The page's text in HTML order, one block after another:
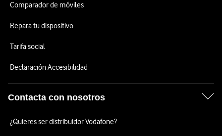
Comparador de móviles
Repara tu dispositivo
Tarifa social
Declaración Accesibilidad
Contacta con nosotros
¿Quieres ser distribuidor Vodafone?